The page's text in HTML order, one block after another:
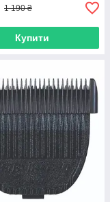
1 190 ₴
Купити